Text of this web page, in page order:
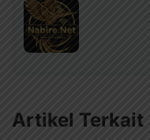
Artikel Terkait